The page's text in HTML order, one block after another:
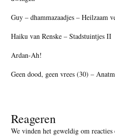
Guy – dhammazaadjes – Heilzaam
Haiku van Renske – Stadstuintjes II
Ardan-Ah!
Geen dood, geen vrees (30) –
Reageren
We vinden het geweldig om